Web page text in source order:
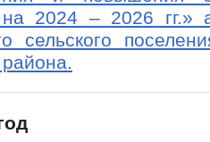
2024 – 2026 гг.»
сельского